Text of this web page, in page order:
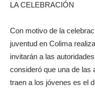
LA CELEBRACIÓN
Con motivo de la
juventud en Colima
invitarán a las
consideró que una de las
traen a los jóvenes es el